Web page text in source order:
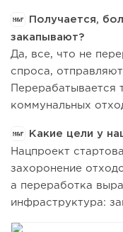
Получается,
закапывают?
Да, все, что не
спроса,
Перерабатывается
коммунальных
Какие цели у
Нацпроект
захоронение
а переработка
инфраструктура: